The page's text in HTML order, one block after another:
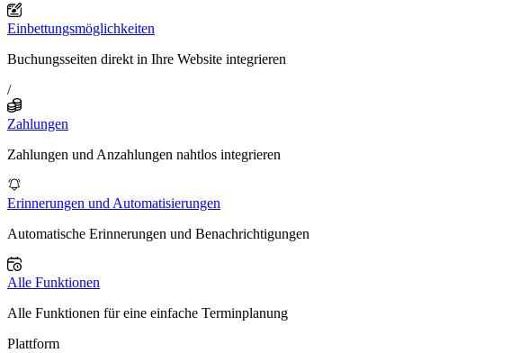
Einbettungsmöglichkeiten
Buchungsseiten direkt in Ihre Website integrieren
/
Zahlungen
Zahlungen und Anzahlungen nahtlos integrieren
Erinnerungen und Automatisierungen
Automatische Erinnerungen und Benachrichtigungen
Alle Funktionen
Alle Funktionen für eine einfache Terminplanung
Plattform